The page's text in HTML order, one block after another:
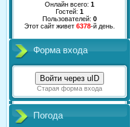
Онлайн всего: 1
Гостей: 1
Пользователей: 0
Этот сайт живет 6378-й день.
Форма входа
Войти через uID
Старая форма входа
Погода